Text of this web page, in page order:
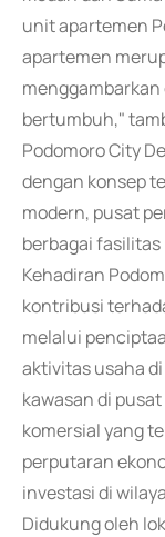
unit apartemen
apartemen
bertumbuh,"
Podomoro City
dengan konsep
modern, pusat
berbagai
Kehadiran
kontribusi
melalui
aktivitas usaha
kawasan di
komersial yang
perputaran
investasi di
Didukung oleh